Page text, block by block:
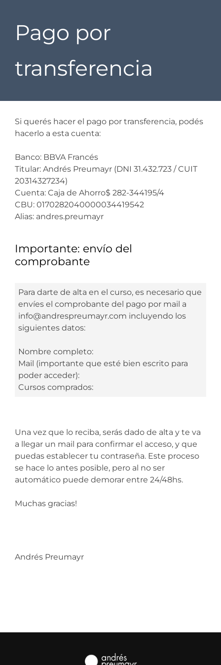
Pago por
transferencia
Si querés hacer el pago por transferencia, podés
hacerlo a esta cuenta:
Banco: BBVA Francés
Titular: Andrés Preumayr (DNI 31.432.723 / CUIT
20­31432723­4)
Cuenta: Caja de Ahorro$ 282-344195/4
CBU: 0170282040000034419542
Alias: andres.preumayr
Importante: envío del
comprobante
Para darte de alta en el curso, es necesario que
envíes el comprobante del pago por mail a
info@andrespreumayr.com incluyendo los
siguientes datos:
Nombre completo:
Mail (importante que esté bien escrito para
poder acceder):
Cursos comprados:
Una vez que lo reciba, serás dado de alta y te va
a llegar un mail para confirmar el acceso, y que
puedas establecer tu contraseña. Este proceso
se hace lo antes posible, pero al no ser
automático puede demorar entre 24/48hs.
Muchas gracias!
Andrés Preumayr